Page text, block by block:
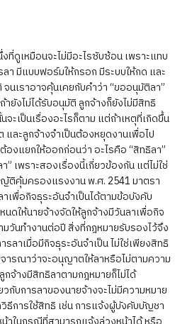
ที่ดูเหมือนจะไม่มีอะไรซับซ้อน เพราะแทบ
า มีแบบฟอร์มให้กรอก มีระบบให้กด และ
เราอาจคุ้นเคยกับคำว่า “ขออนุมัติลา”
ายังไม่ได้รับอนุมัติ ลูกจ้างก็ยังไม่มีสิทธิ
จะเป็นเรื่องอะไรก็ตาม แต่ถ้าเหตุที่เกิดขึ้น
ละลูกจ้างจำเป็นต้องหยุดงานเพื่อไป
งแยกให้ออกก่อนว่า อะไรคือ “สิทธิลา”
” เพราะสองเรื่องนี้เกี่ยวข้องกัน แต่ไม่ใช่
ติคุ้มครองแรงงาน พ.ศ. 2541 มาตรา
เพื่อกิจธุระอันจำเป็นได้ตามข้อบังคับ
นดให้นายจ้างจัดให้ลูกจ้างมีวันลาเพื่อกิจ
มวันทำงานต่อปี สิ่งที่กฎหมายรับรองไว้จึง
รลาเมื่อมีกิจธุระอันจำเป็น ไม่ใช่เพียงสิทธิ
ารณาว่าจะอนุญาตให้ลาหรือไม่ตามความ
กจ้างมีสิทธิลาตามกฎหมายก็ไม่ได้
กับการลาของนายจ้างจะไม่มีความหมาย
ธีการใช้สิทธิ เช่น การแจ้งผู้บังคับบัญชา